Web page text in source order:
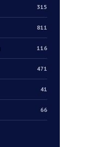
315
811
116
471
41
66